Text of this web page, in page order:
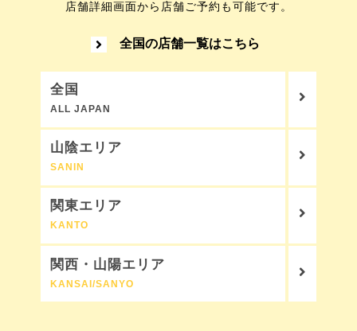
店舗詳細画面から店舗ご予約も可能です。
全国の店舗一覧はこちら
全国
ALL JAPAN
山陰エリア
SANIN
関東エリア
KANTO
関西・山陽エリア
KANSAI/SANYO